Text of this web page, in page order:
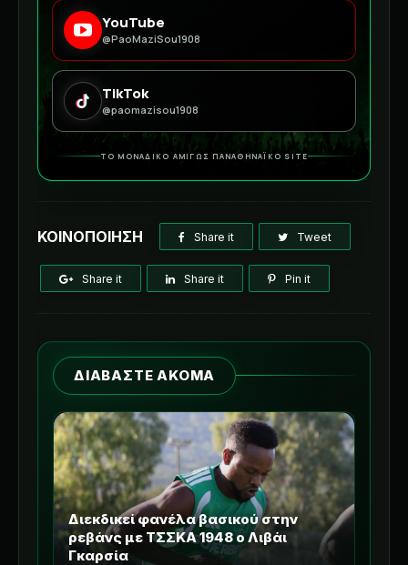
YouTube
@PaoMaziSou1908
TikTok
@paomazisou1908
ΤΟ ΜΟΝΑΔΙΚΟ ΑΜΙΓΩΣ ΠΑΝΑΘΗΝΑΪΚΟ SITE
ΚΟΙΝΟΠΟΙΗΣΗ Share it Tweet
Share it Share it Pin it
ΔΙΑΒΑΣΤΕ ΑΚΟΜΑ
Διεκδικεί φανέλα βασικού στην
ρεβάνς με ΤΣΣΚΑ 1948 ο Λιβάι
Γκαρσία